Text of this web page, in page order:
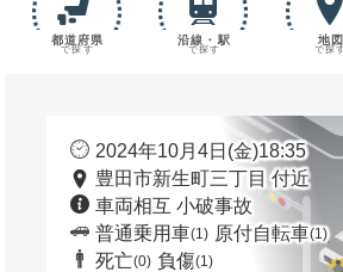
都道府県
で探す
沿線・駅
で探す
地図
で探
2024年10月4日(金)18:35
豊田市新生町三丁目 付近
車両相互 小破事故
普通乗用車(1) 原付自転車(1)
死亡(0) 負傷(1)